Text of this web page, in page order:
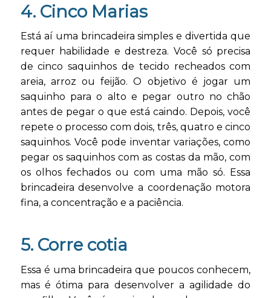
4. Cinco Marias
Está aí uma brincadeira simples e divertida que
requer habilidade e destreza. Você só precisa
de cinco saquinhos de tecido recheados com
areia, arroz ou feijão. O objetivo é jogar um
saquinho para o alto e pegar outro no chão
antes de pegar o que está caindo. Depois, você
repete o processo com dois, três, quatro e cinco
saquinhos. Você pode inventar variações, como
pegar os saquinhos com as costas da mão, com
os olhos fechados ou com uma mão só. Essa
brincadeira desenvolve a coordenação motora
fina, a concentração e a paciência.
5. Corre cotia
Essa é uma brincadeira que poucos conhecem,
mas é ótima para desenvolver a agilidade do